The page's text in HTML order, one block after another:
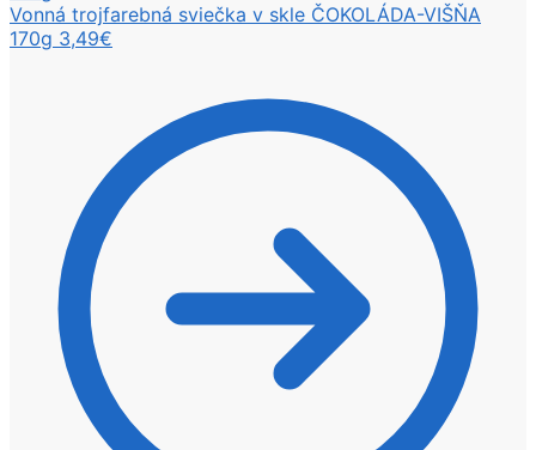
Vonná trojfarebná sviečka v skle ČOKOLÁDA-VIŠŇA
170g 3,49€